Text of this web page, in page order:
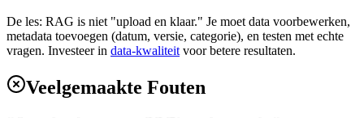
De les: RAG is niet "upload en klaar." Je moet data voorbewerken,
metadata toevoegen (datum, versie, categorie), en testen met echte
vragen. Investeer in data-kwaliteit voor betere resultaten.
Veelgemaakte Fouten